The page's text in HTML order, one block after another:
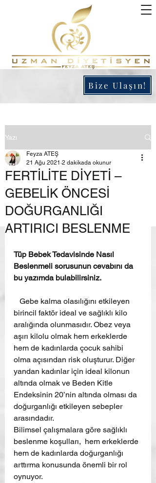
Bize Ulaşın!
Yazı
FERTİLİTE DİYETİ –
GEBELİK ÖNCESİ
DOĞURGANLIĞI
ARTIRICI BESLENME
Feyza ATEŞ
21 Ağu 2021 2 dakikada okunur
Tüp Bebek Tedavisinde Nasıl
Beslenmeli sorusunun cevabını da
bu yazımda bulabilirsiniz.
birincil faktör ideal ve sağlıklı kilo
aralığında olunmasıdır. Obez veya
aşırı kilolu olmak hem erkeklerde
hem de kadınlarda çocuk sahibi
olma açısından risk oluşturur. Diğer
yandan kadınlar için ideal kilonun
altında olmak ve Beden Kitle
Endeksinin 20’nin altında olması da
doğurganlığı etkileyen sebepler
arasındadır.
Bilimsel çalışmalara göre sağlıklı
beslenme koşulları,  hem erkeklerde
hem de kadınlarda doğurganlığı
arttırma konusunda önemli bir rol
oynuyor.